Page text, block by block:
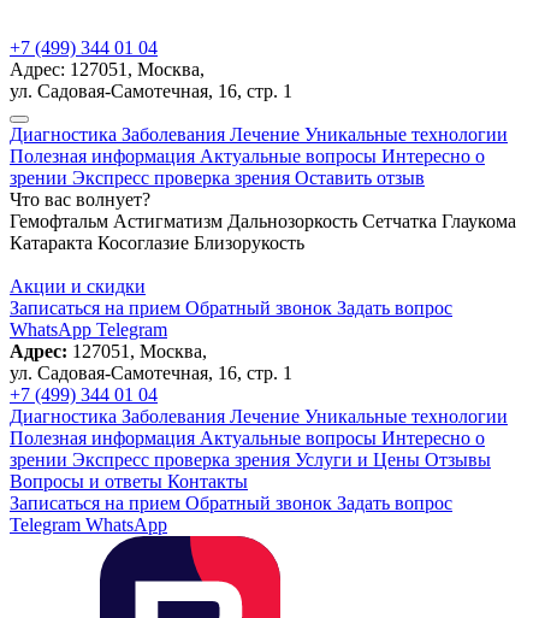
+7 (499) 344 01 04
Адрес: 127051, Москва,
ул. Садовая-Самотечная, 16, стр. 1
Диагностика Заболевания Лечение Уникальные технологии
Полезная информация Актуальные вопросы Интересно о
зрении Экспресс проверка зрения Оставить отзыв
Что вас волнует?
Гемофтальм Астигматизм Дальнозоркость Сетчатка Глаукома
Катаракта Косоглазие Близорукость
Акции и скидки
Записаться на прием Обратный звонок Задать вопрос
WhatsApp Telegram
Адрес: 127051, Москва,
ул. Садовая-Самотечная, 16, стр. 1
+7 (499) 344 01 04
Диагностика Заболевания Лечение Уникальные технологии
Полезная информация Актуальные вопросы Интересно о
зрении Экспресс проверка зрения Услуги и Цены Отзывы
Вопросы и ответы Контакты
Записаться на прием Обратный звонок Задать вопрос
Telegram WhatsApp